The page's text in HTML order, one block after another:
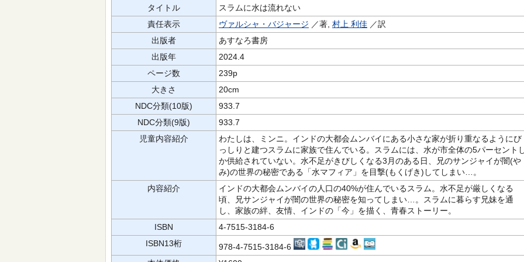
タイトル
スラムに水は流れない
責任表示
ヴァルシャ・バジャージ ／著, 村上 利佳 ／訳
出版者
あすなろ書房
出版年
2024.4
ページ数
239p
大きさ
20cm
NDC分類(10版)
933.7
NDC分類(9版)
933.7
児童内容紹介
わたしは、ミンニ。インドの大都会ムンバイにある小さな家が折り重なるようにび
っしりと建つスラムに家族で住んでいる。スラムには、水が市全体の5パーセント
か供給されていない。水不足がきびしくなる3月のある日、兄のサンジャイが闇(や
み)の世界の秘密である「水マフィア」を目撃(もくげき)してしまい…。
内容紹介
インドの大都会ムンバイの人口の40%が住んでいるスラム。水不足が厳しくなる
頃、兄サンジャイが闇の世界の秘密を知ってしまい…。スラムに暮らす兄妹を通
し、家族の絆、友情、インドの「今」を描く、青春ストーリー。
ISBN
4-7515-3184-6
ISBN13桁
978-4-7515-3184-6